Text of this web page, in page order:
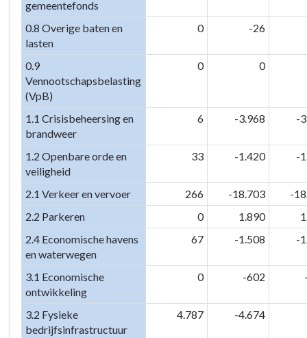
gemeentefonds
0.8 Overige baten en
lasten
0 -26
0.9
Vennootschapsbelasting
(VpB)
0 0
1.1 Crisisbeheersing en
brandweer
6 -3.968 -
1.2 Openbare orde en
veiligheid
33 -1.420 -
2.1 Verkeer en vervoer 266 -18.703
-
2.2 Parkeren
0 1.890
2.4 Economische havens
en waterwegen
67 -1.508 -
3.1 Economische
ontwikkeling
0 -602
3.2 Fysieke
bedrijfsinfrastructuur
4.787 -4.674